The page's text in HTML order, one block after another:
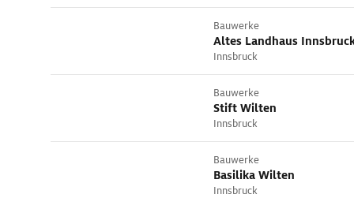
Bauwerke
Altes Landhaus
Innsbruck
Bauwerke
Stift Wilten
Innsbruck
Bauwerke
Basilika Wilten
Innsbruck